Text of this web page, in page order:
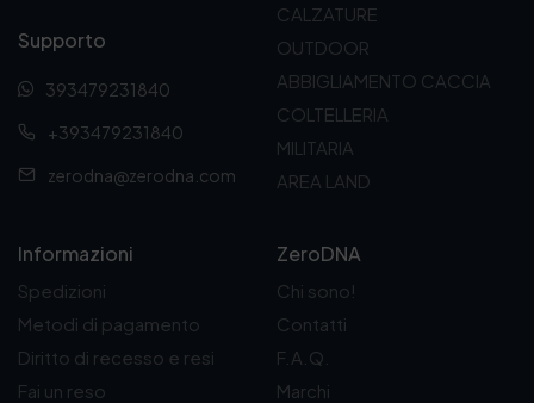
Supporto
393479231840
+393479231840
zerodna@zerodna.com
CALZATURE
OUTDOOR
ABBIGLIAMENTO CACCIA
COLTELLERIA
MILITARIA
AREA LAND
Informazioni
Spedizioni
Metodi di pagamento
Diritto di recesso e resi
Fai un reso
ZeroDNA
Chi sono!
Contatti
F.A.Q.
Marchi